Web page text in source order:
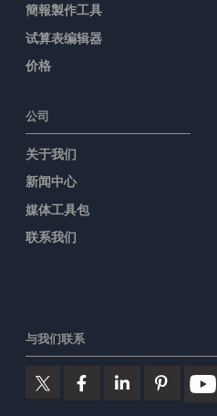
簡報製作工具
试算表编辑器
价格
公司
关于我们
新闻中心
媒体工具包
联系我们
与我们联系